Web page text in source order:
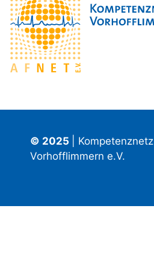
© 2025
| Kompetenznetz
Vorhofflimmern e.V.